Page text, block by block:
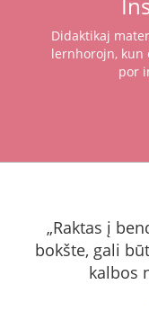
Didaktikaj
lernhorojn, kun
por
„Raktas į
bokšte, gali
kalbos